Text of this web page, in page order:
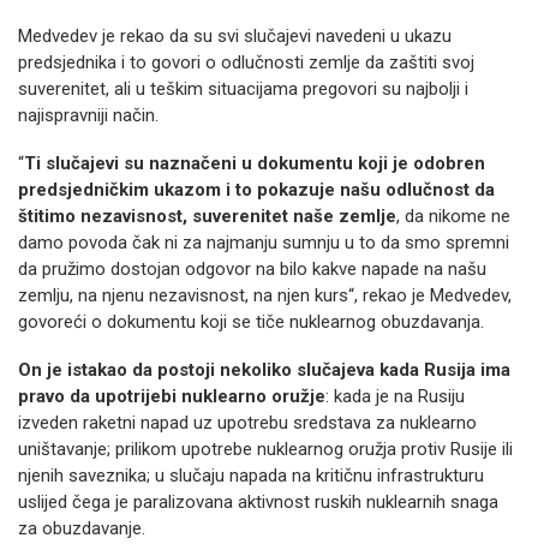
Medvedev je rekao da su svi slučajevi navedeni u ukazu
predsjednika i to govori o odlučnosti zemlje da zaštiti svoj
suverenitet, ali u teškim situacijama pregovori su najbolji i
najispravniji način.
“Ti slučajevi su naznačeni u dokumentu koji je odobren
predsjedničkim ukazom i to pokazuje našu odlučnost da
štitimo nezavisnost, suverenitet naše zemlje, da nikome ne
damo povoda čak ni za najmanju sumnju u to da smo spremni
da pružimo dostojan odgovor na bilo kakve napade na našu
zemlju, na njenu nezavisnost, na njen kurs“, rekao je Medvedev,
govoreći o dokumentu koji se tiče nuklearnog obuzdavanja.
On je istakao da postoji nekoliko slučajeva kada Rusija ima
pravo da upotrijebi nuklearno oružje: kada je na Rusiju
izveden raketni napad uz upotrebu sredstava za nuklearno
uništavanje; prilikom upotrebe nuklearnog oružja protiv Rusije ili
njenih saveznika; u slučaju napada na kritičnu infrastrukturu
uslijed čega je paralizovana aktivnost ruskih nuklearnih snaga
za obuzdavanje.